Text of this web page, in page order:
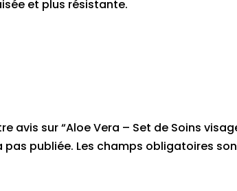
et plus résistante.
avis sur “Aloe Vera – Set de Soins
pas publiée. Les champs obligatoires